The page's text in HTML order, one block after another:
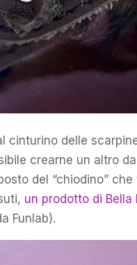
cinturino delle
crearne un altro
del “chiodino”
un prodotto di Bella
Funlab).